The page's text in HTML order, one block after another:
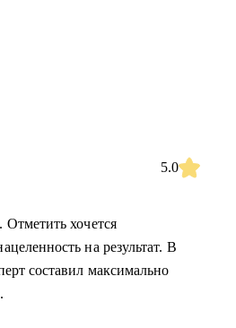
5.0
хочется
на результат. В
составил максимально